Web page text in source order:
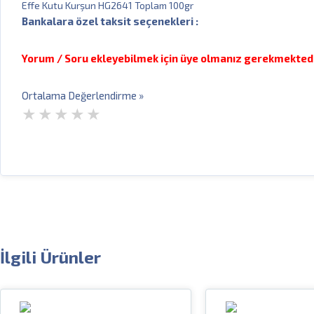
Effe Kutu Kurşun HG2641 Toplam 100gr
Bankalara özel taksit seçenekleri :
Yorum / Soru ekleyebilmek için üye olmanız
Ortalama Değerlendirme »
İlgili Ürünler